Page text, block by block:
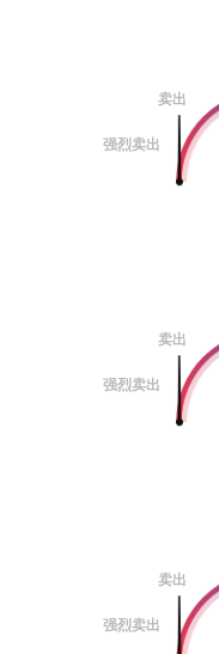
卖出
强烈卖出
卖出
强烈卖出
卖出
强烈卖出